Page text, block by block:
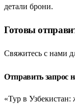
детали брони.
Готовы
Свяжитесь с нами
Отправить запрос
«Тур в